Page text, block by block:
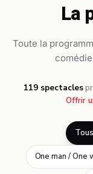
La
Toute la
119 spectacles·
Offrir
Tous
One man / One